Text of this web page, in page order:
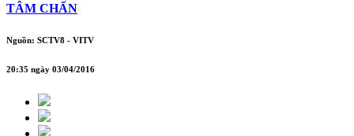
TÂM CHẤN
Nguồn: SCTV8 - VITV
20:35 ngày 03/04/2016